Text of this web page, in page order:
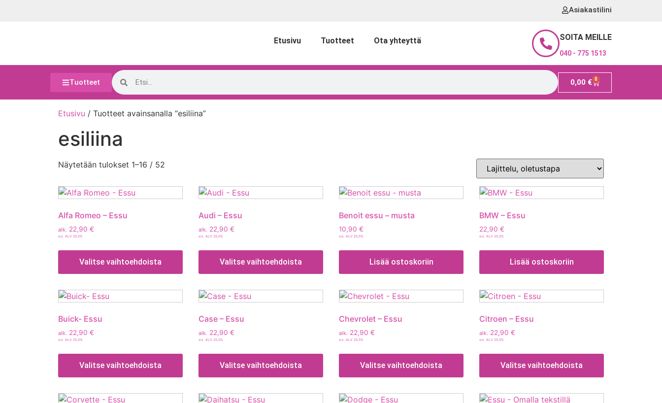
Asiakastilini
Etusivu Tuotteet Ota yhteyttä SOITA MEILLE
040 - 775 1513
Tuotteet 0,00 € 0
Etusivu / Tuotteet avainsanalla “esiliina”
esiliina
Näytetään tulokset 1–16 / 52
Alfa Romeo – Essu
alk. 22,90 €
sis. ALV 25,5%
Valitse vaihtoehdoista
Audi – Essu
alk. 22,90 €
sis. ALV 25,5%
Valitse vaihtoehdoista
Benoit essu – musta
10,90 €
sis. ALV 25,5%
Lisää ostoskoriin
BMW – Essu
22,90 €
sis. ALV 25,5%
Lisää ostoskoriin
Buick- Essu
alk. 22,90 €
sis. ALV 25,5%
Valitse vaihtoehdoista
Case – Essu
alk. 22,90 €
sis. ALV 25,5%
Valitse vaihtoehdoista
Chevrolet – Essu
alk. 22,90 €
sis. ALV 25,5%
Valitse vaihtoehdoista
Citroen – Essu
alk. 22,90 €
sis. ALV 25,5%
Valitse vaihtoehdoista